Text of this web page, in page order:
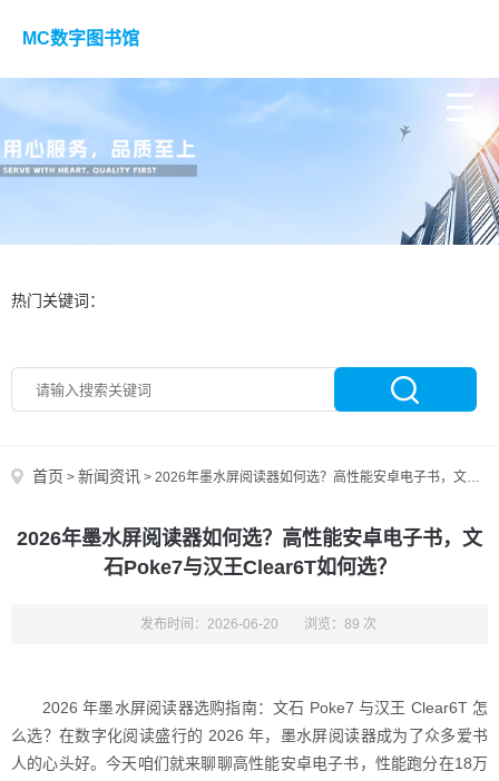
MC数字图书馆
热门关键词：
首页 > 新闻资讯 > 2026年墨水屏阅读器如何选？高性能安卓电子书，文石Poke7与汉王Clear6T如何选？
2026年墨水屏阅读器如何选？高性能安卓电子书，文
石Poke7与汉王Clear6T如何选？
发布时间：2026-06-20 浏览：89 次
2026 年墨水屏阅读器选购指南：文石 Poke7 与汉王 Clear6T 怎
么选？在数字化阅读盛行的 2026 年，墨水屏阅读器成为了众多爱书
人的心头好。今天咱们就来聊聊高性能安卓电子书，性能跑分在18万